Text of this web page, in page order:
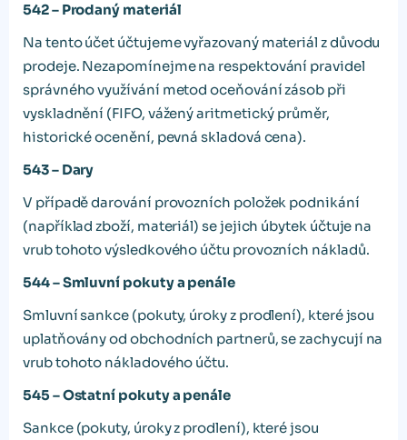
542 – Prodaný materiál
Na tento účet účtujeme vyřazovaný materiál z důvodu
prodeje. Nezapomínejme na respektování pravidel
správného využívání metod oceňování zásob při
vyskladnění (FIFO, vážený aritmetický průměr,
historické ocenění, pevná skladová cena).
543 – Dary
V případě darování provozních položek podnikání
(například zboží, materiál) se jejich úbytek účtuje na
vrub tohoto výsledkového účtu provozních nákladů.
544 – Smluvní pokuty a penále
Smluvní sankce (pokuty, úroky z prodlení), které jsou
uplatňovány od obchodních partnerů, se zachycují na
vrub tohoto nákladového účtu.
545 – Ostatní pokuty a penále
Sankce (pokuty, úroky z prodlení), které jsou